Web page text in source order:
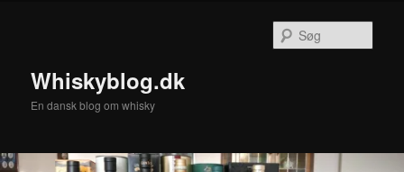
Whiskyblog.dk
En dansk blog om whisky